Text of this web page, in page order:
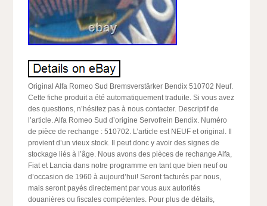
Original Alfa Romeo Sud Bremsverstärker Bendix 510702 Neuf.
Cette fiche produit a été automatiquement traduite. Si vous avez
des questions, n’hésitez pas à nous contacter. Descriptif de
l’article. Alfa Romeo Sud d’origine Servofrein Bendix. Numéro
de pièce de rechange : 510702. L’article est NEUF et original. Il
provient d’un vieux stock. Il peut donc y avoir des signes de
stockage liés à l’âge. Nous avons des pièces de rechange Alfa,
Fiat et Lancia dans notre programme en tant que bien neuf ou
d’occasion de 1960 à aujourd’hui! Seront facturés par nous,
mais seront payés directement par vous aux autorités
douanières ou fiscales compétentes. Pour plus de détails,